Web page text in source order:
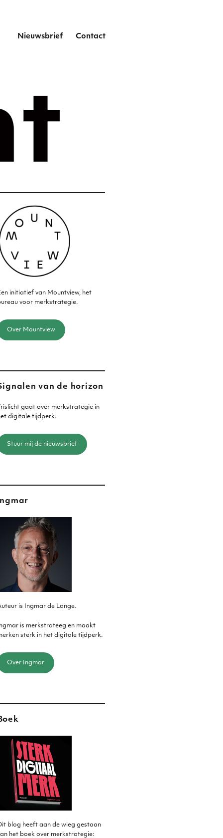
Nieuwsbrief Contact
initiatief van Mountview, het
voor merkstrategie.
Over Mountview
van de horizon
gaat over merkstrategie in
digitale tijdperk.
Stuur mij de nieuwsbrief
Ingmar
is Ingmar de Lange.
Ingmar is merkstrateeg en maakt
sterk in het digitale tijdperk.
Over Ingmar
blog heeft aan de wieg gestaan
het boek over merkstrategie: